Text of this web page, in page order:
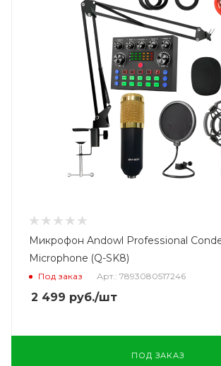
Микрофон Andowl Professional
Microphone (Q-SK8)
Под заказ Арт.: 7893080517246
2 499 руб./шт
ПОД ЗАКАЗ